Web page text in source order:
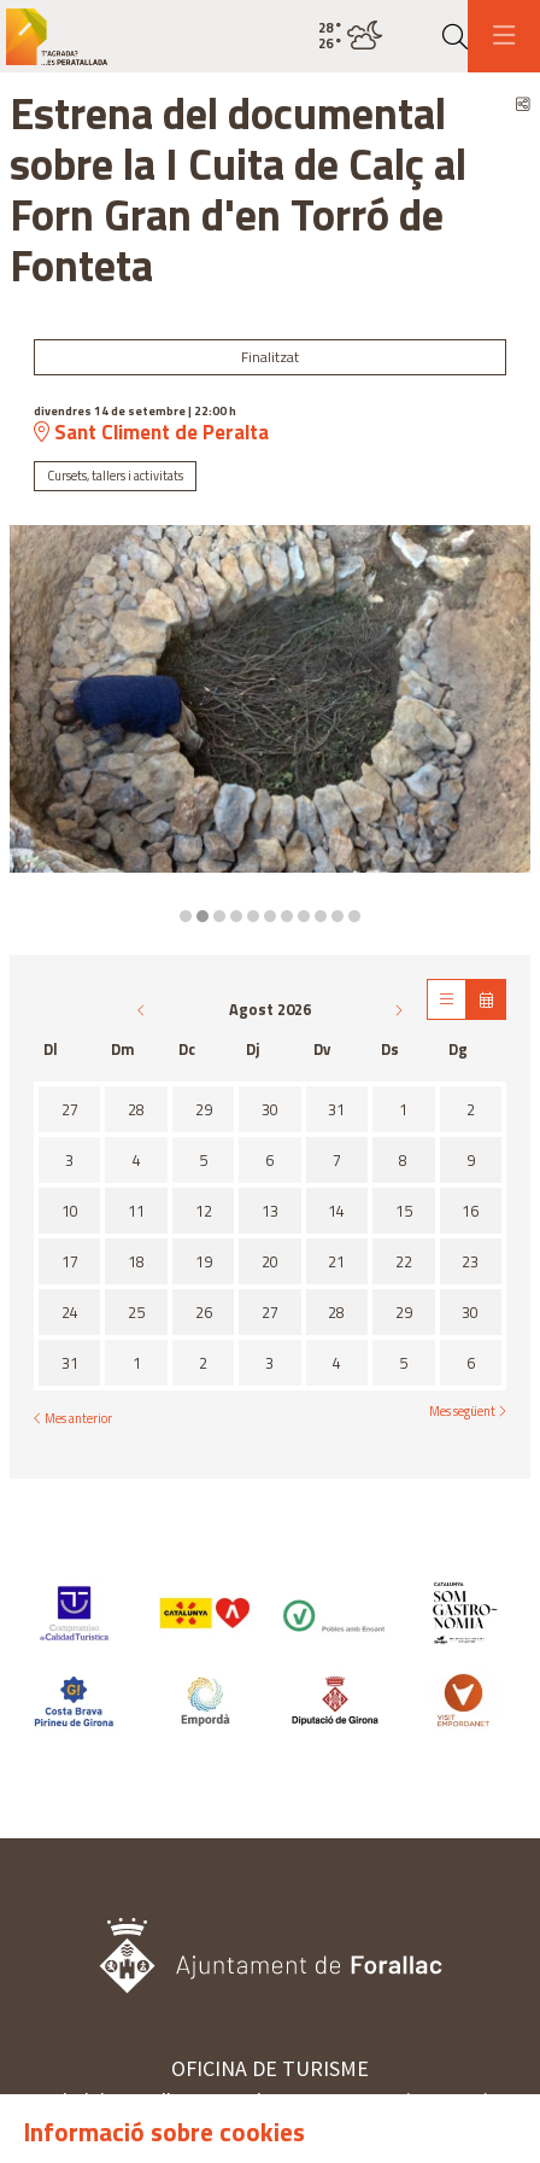
Cerca
Estat actual del temps
28°
26°
Estrena del documental
sobre la I Cuita de Calç al
Forn Gran d'en Torró de
Fonteta
Finalitzat
divendres 14 de setembre| 22:00 h
Sant Climent de Peralta
Cursets, tallers i activitats
Agost 2026
Dl
Dm Dc Dj Dv Ds Dg
27 28 29 30 31 1 2
3 4 5 6 7 8 9
10 11 12 13 14 15 16
17 18 19 20 21 22 23
24 25 26 27 28 29 30
31 1 2 3 4 5 6
Mes anterior Mes següent
OFICINA DE TURISME
Pl. del Castell, 3 17113 | PERATALLADA (GIRONA)
872 987 030 | turisme@forallac.cat
Informació sobre cookies